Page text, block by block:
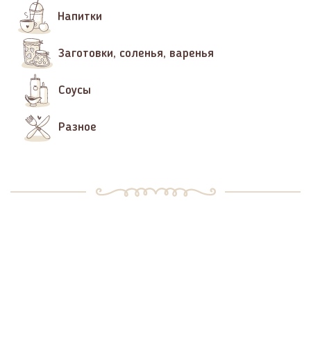
Напитки
Заготовки, соленья, варенья
Соусы
Разное